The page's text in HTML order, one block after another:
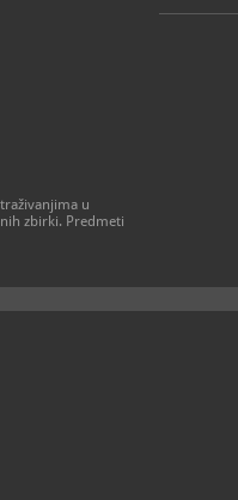
u
zbirki. Predmeti